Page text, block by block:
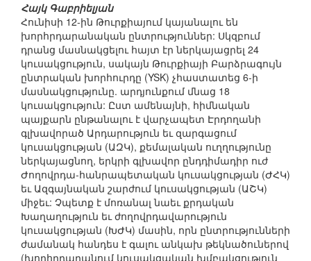
Հայկ Գաբրիելյան
Հունիսի 12-ին Թուրքիայում կայանալու են
խորհրդարանական ընտրություններ: Սկզբում
դրանց մասնակցելու հայտ էր ներկայացրել 24
կուսակցություն, սակայն Թուրքիայի Բարձրագույն
ընտրական խորհուրդը (YSK) չհաստատեց 6-ի
մասնակցությունը. արդյունքում մնաց 18
կուսակցություն: Ըստ ամենայնի, հիմնական
պայքարն ընթանալու է վարչապետ Էրդողանի
գլխավորած Արդարություն եւ զարգացում
կուսակցության (ԱԶԿ), քեմալական ուղղությունը
ներկայացնող, երկրի գլխավոր ընդդիմադիր ուժ
Ժողովրդա-հանրապետական կուսակցության (ԺՀԿ)
եւ Ազգայնական շարժում կուսակցության (ԱՇԿ)
միջեւ: Չպետք է մոռանալ նաեւ քրդական
Խաղաղություն եւ ժողովրդավարություն
կուսակցության (ԽԺԿ) մասին, որն ընտրությունների
ժամանակ հանդես է գալու անկախ թեկնածուներով
(խորհրդարանում կուսակցական խմբակցություն